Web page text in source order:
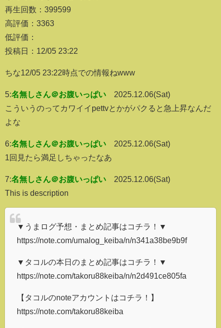
再生回数：399599
高評価：3363
低評価：
投稿日：12/05 23:22
ちな12/05 23:22時点での情報ねwww
5:名無しさん＠お腹いっぱい
2025.12.06(Sat)
こういうのってカワイイpettvとかがパクると急上昇なんだ
よな
6:名無しさん＠お腹いっぱい
2025.12.06(Sat)
1回見たら満足しちゃったなあ
7:名無しさん＠お腹いっぱい
2025.12.06(Sat)
This is description
▼うまログ予想・まとめ記事はコチラ！▼
https://note.com/umalog_keiba/n/n341a38be9b9f
▼タコルの本日のまとめ記事はコチラ！▼
https://note.com/takoru88keiba/n/n2d491ce805fa
【タコルのnoteアカウントはコチラ！】
https://note.com/takoru88keiba